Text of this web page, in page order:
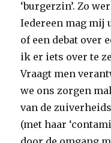
‘burgerzin’. Zo
Iedereen mag mij
of een debat over
ik er iets over te
Vraagt men
we ons zorgen
van de
(met haar